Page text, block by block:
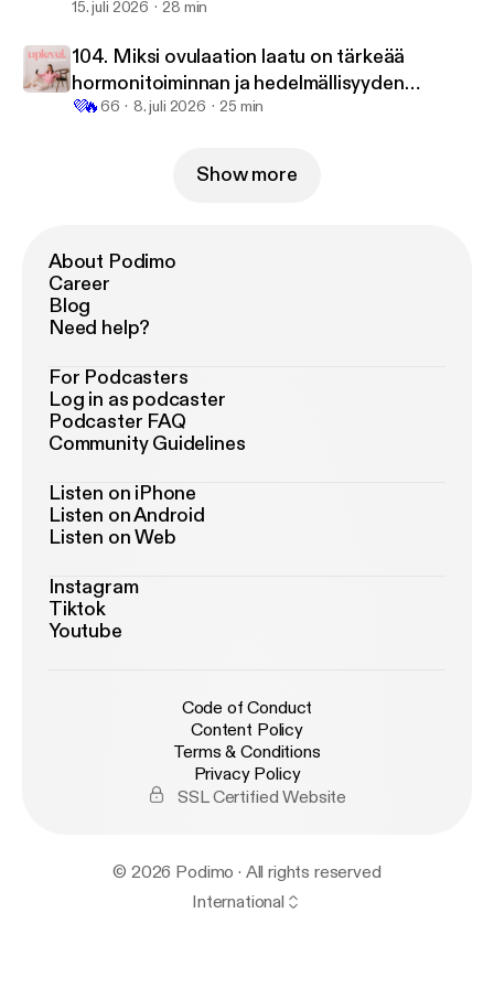
oppaan! ✨ Ota myös sometilini seurantaan:
Instagram: @sonjahannus [
om/sonjahannus/ ] TikTok: @sonjahannus [https://w
ww.tiktok.com/@sonjahannus] selittämätön
lapsettomuus, hormonitoiminta, hormoniterveys,
progesteroni, luteaalivaihe, implantaatio, hermosto,
kilpirauhanen, mikroravinteet, siittiöiden laatu,
DNA-fragmentaatio, kehon kuormitus,
palautuminen, Heal Your Hormones, UPLEVEL-
podcast
yhteys 🧬
15. juli 2026 28 min
104. Miksi ovulaation laatu on tärkeää
hormonitoiminnan ja hedelmällisyyden
kannalta?
💜🔥66 8. juli 2026 25 min
Show more
About Podimo
Career
Blog
Need help?
For Podcasters
Log in as podcaster
Podcaster FAQ
Community Guidelines
Listen on iPhone
Listen on Android
Listen on Web
Instagram
Tiktok
Youtube
Code of Conduct
Content Policy
Terms & Conditions
Privacy Policy
SSL Certified Website
© 2026 Podimo · All rights reserved
International